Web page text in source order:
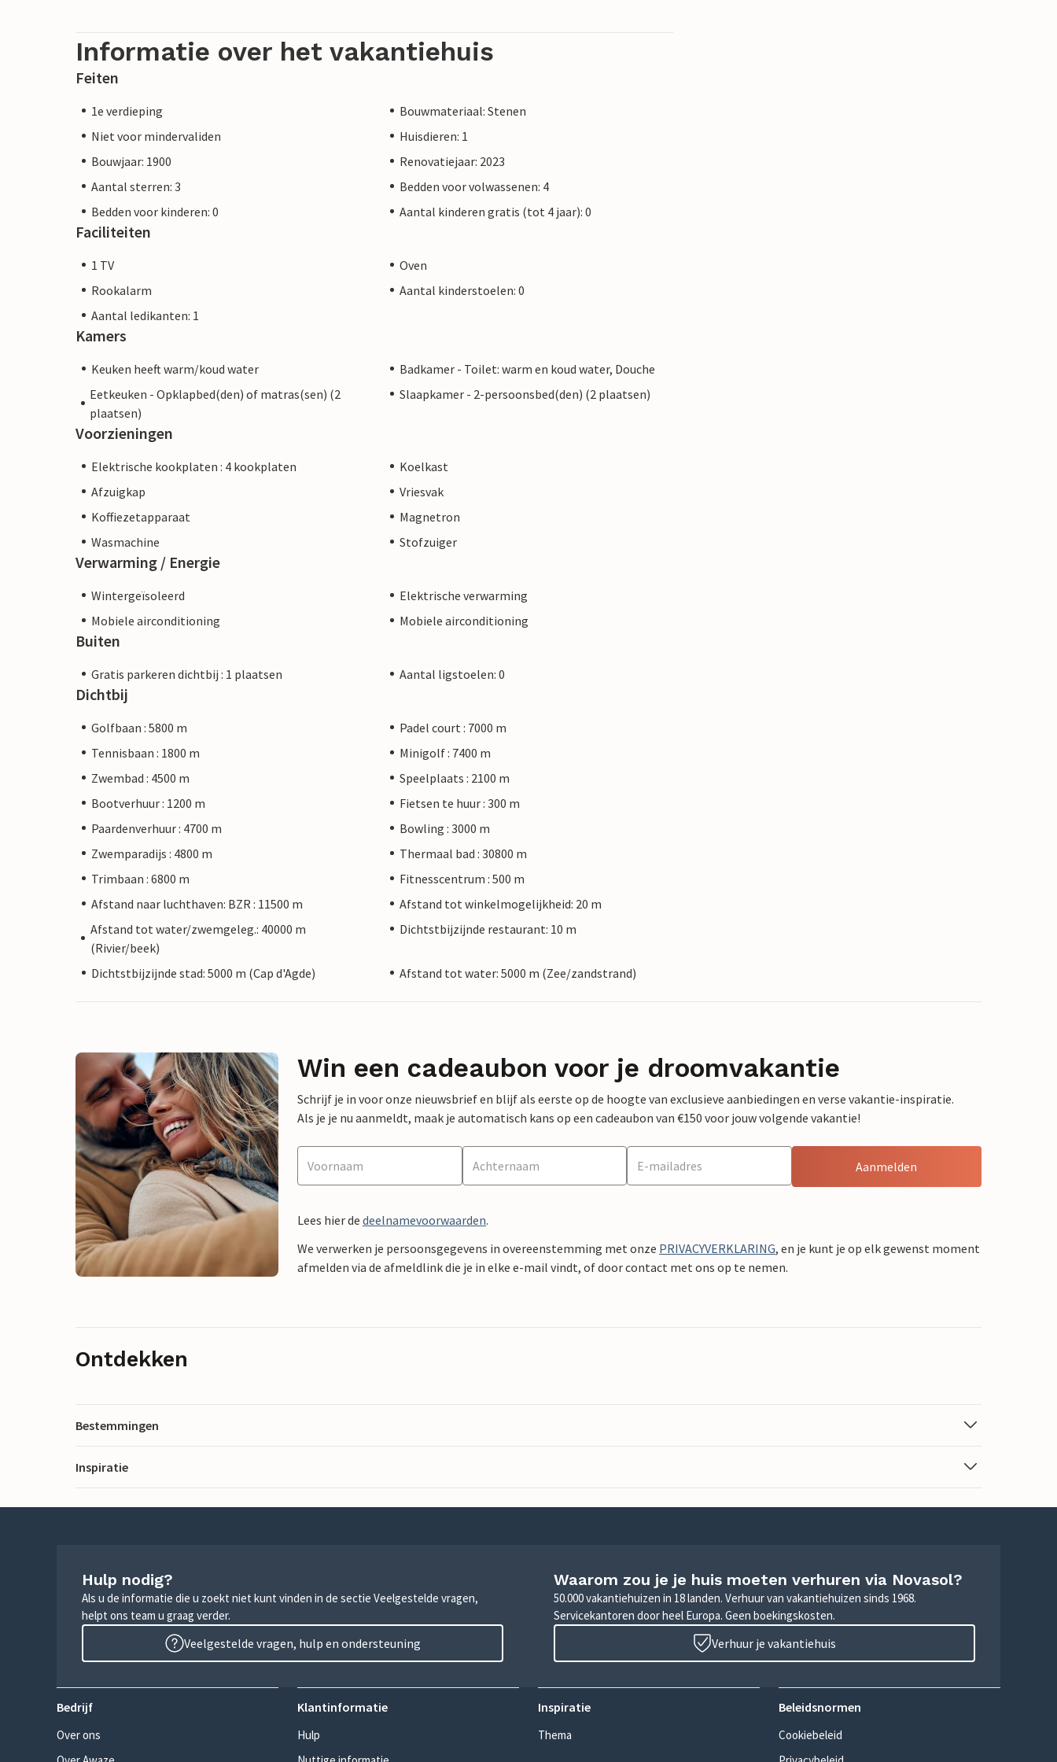
Informatie over het vakantiehuis
Feiten
1e verdieping
Bouwmateriaal: Stenen
Niet voor mindervaliden
Huisdieren: 1
Bouwjaar: 1900
Renovatiejaar: 2023
Aantal sterren: 3
Bedden voor volwassenen: 4
Bedden voor kinderen: 0
Aantal kinderen gratis (tot 4 jaar): 0
Faciliteiten
1 TV
Oven
Rookalarm
Aantal kinderstoelen: 0
Aantal ledikanten: 1
Kamers
Keuken heeft warm/koud water
Badkamer - Toilet: warm en koud water, Douche
Eetkeuken - Opklapbed(den) of matras(sen) (2
plaatsen)
Slaapkamer - 2-persoonsbed(den) (2 plaatsen)
Voorzieningen
Elektrische kookplaten : 4 kookplaten
Koelkast
Afzuigkap
Vriesvak
Koffiezetapparaat
Magnetron
Wasmachine
Stofzuiger
Verwarming / Energie
Wintergeïsoleerd
Elektrische verwarming
Mobiele airconditioning
Mobiele airconditioning
Buiten
Gratis parkeren dichtbij : 1 plaatsen Aantal ligstoelen: 0
Dichtbij
Golfbaan : 5800 m
Padel court : 7000 m
Tennisbaan : 1800 m
Minigolf : 7400 m
Zwembad : 4500 m
Speelplaats : 2100 m
Bootverhuur : 1200 m
Fietsen te huur : 300 m
Paardenverhuur : 4700 m
Bowling : 3000 m
Zwemparadijs : 4800 m
Thermaal bad : 30800 m
Trimbaan : 6800 m
Fitnesscentrum : 500 m
Afstand naar luchthaven: BZR : 11500 m
Afstand tot winkelmogelijkheid: 20 m
Afstand tot water/zwemgeleg.: 40000 m
(Rivier/beek)
Dichtstbijzijnde restaurant: 10 m
Dichtstbijzijnde stad: 5000 m (Cap d'Agde) Afstand tot water: 5000 m (Zee/zandstrand)
Win een cadeaubon voor je droomvakantie
Schrijf je in voor onze nieuwsbrief en blijf als eerste op de hoogte van exclusieve aanbiedingen en verse vakantie-inspiratie.
Als je je nu aanmeldt, maak je automatisch kans op een cadeaubon van €150 voor jouw volgende vakantie!
Aanmelden
Lees hier de deelnamevoorwaarden.
We verwerken je persoonsgegevens in overeenstemming met onze PRIVACYVERKLARING, en je kunt je op elk gewenst moment
afmelden via de afmeldlink die je in elke e-mail vindt, of door contact met ons op te nemen.
Ontdekken
Bestemmingen
Inspiratie
Hulp nodig?
Als u de informatie die u zoekt niet kunt vinden in de sectie Veelgestelde vragen,
helpt ons team u graag verder.
Veelgestelde vragen, hulp en ondersteuning
Waarom zou je je huis moeten verhuren via Novasol?
50.000 vakantiehuizen in 18 landen. Verhuur van vakantiehuizen sinds 1968.
Servicekantoren door heel Europa. Geen boekingskosten.
Verhuur je vakantiehuis
Bedrijf
Over ons
Klantinformatie
Hulp
Inspiratie
Thema
Beleidsnormen
Cookiebeleid